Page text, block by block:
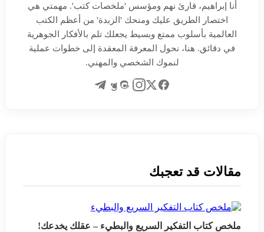
أنا إبراهيم، قارئ نهم ومؤسس 'ملخصات كتب'. مهمتي هي
اختصار الطريق عليك ومنحك 'الزبدة' من أعظم الكتب
العالمية بأسلوب ممتع وبسيط يجعلك تلم بالأفكار الجوهرية
في دقائق. هنا، نحول المعرفة المعقدة إلى خطوات عملية
لنموك الشخصي والمهني.
مقالات قد تعجبك
ملخص كتاب التفكير السريع والبطيء – عقلك يخدعك!